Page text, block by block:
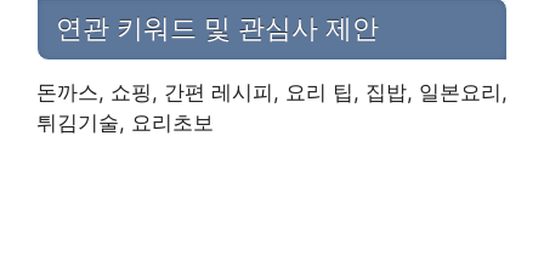
연관 키워드 및 관심사 제안
돈까스, 쇼핑, 간편 레시피, 요리 팁, 집밥, 일본요리,
튀김기술, 요리초보